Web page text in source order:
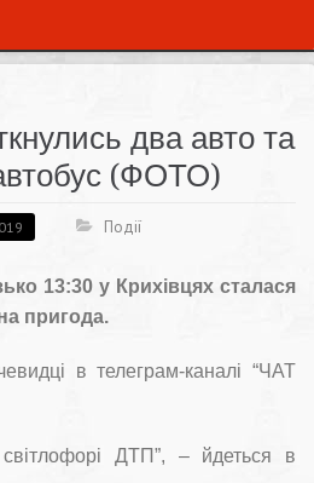
два авто та
(ФОТО)
Події
13:30 у Крихівцях сталася
пригода.
в телеграм-каналі “ЧАТ
світлофорі ДТП”, – йдеться в